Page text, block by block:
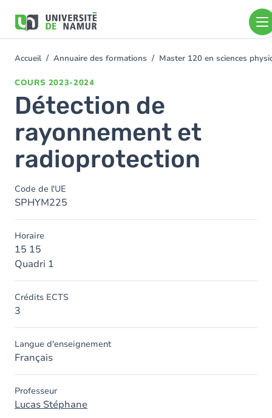
contenu
You
Accueil Annuaire des formations Master 120 en sciences
COURS 2023-2024
Détection de
rayonnement et
radioprotection
Code de l'UE
SPHYM225
Horaire
15 15
Quadri 1
Crédits ECTS
3
Langue d'enseignement
Français
Professeur
Lucas Stéphane